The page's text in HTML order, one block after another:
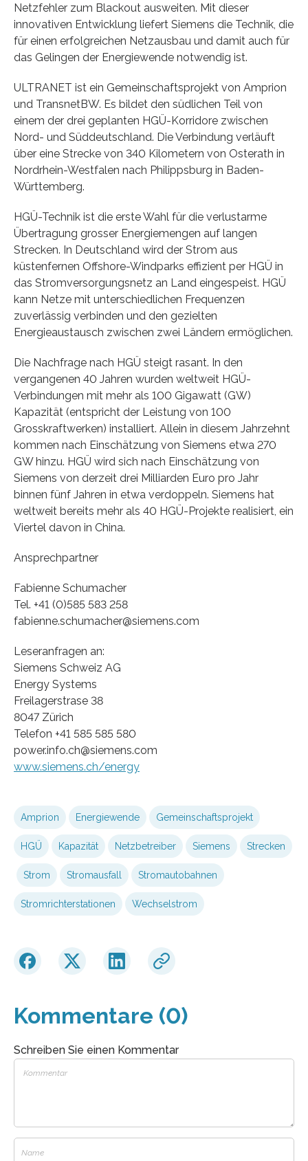
Netzfehler zum Blackout ausweiten. Mit dieser
innovativen Entwicklung liefert Siemens die Technik, die
für einen erfolgreichen Netzausbau und damit auch für
das Gelingen der Energiewende notwendig ist.
ULTRANET ist ein Gemeinschaftsprojekt von Amprion
und TransnetBW. Es bildet den südlichen Teil von
einem der drei geplanten HGÜ-Korridore zwischen
Nord- und Süddeutschland. Die Verbindung verläuft
über eine Strecke von 340 Kilometern von Osterath in
Nordrhein-Westfalen nach Philippsburg in Baden-
Württemberg.
HGÜ-Technik ist die erste Wahl für die verlustarme
Übertragung grosser Energiemengen auf langen
Strecken. In Deutschland wird der Strom aus
küstenfernen Offshore-Windparks effizient per HGÜ in
das Stromversorgungsnetz an Land eingespeist. HGÜ
kann Netze mit unterschiedlichen Frequenzen
zuverlässig verbinden und den gezielten
Energieaustausch zwischen zwei Ländern ermöglichen.
Die Nachfrage nach HGÜ steigt rasant. In den
vergangenen 40 Jahren wurden weltweit HGÜ-
Verbindungen mit mehr als 100 Gigawatt (GW)
Kapazität (entspricht der Leistung von 100
Grosskraftwerken) installiert. Allein in diesem Jahrzehnt
kommen nach Einschätzung von Siemens etwa 270
GW hinzu. HGÜ wird sich nach Einschätzung von
Siemens von derzeit drei Milliarden Euro pro Jahr
binnen fünf Jahren in etwa verdoppeln. Siemens hat
weltweit bereits mehr als 40 HGÜ-Projekte realisiert, ein
Viertel davon in China.
Ansprechpartner
Fabienne Schumacher
Tel. +41 (0)585 583 258
fabienne.schumacher@siemens.com
Leseranfragen an:
Siemens Schweiz AG
Energy Systems
Freilagerstrase 38
8047 Zürich
Telefon +41 585 585 580
power.info.ch@siemens.com
www.siemens.ch/energy
Amprion Energiewende Gemeinschaftsprojekt
HGÜ Kapazität Netzbetreiber Siemens Strecken
Strom Stromausfall Stromautobahnen
Stromrichterstationen Wechselstrom
Kommentare (0)
Schreiben Sie einen Kommentar